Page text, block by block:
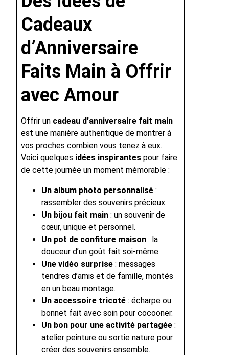
Cadeaux
d’Anniversaire
Faits Main à Offrir
avec Amour
Offrir un cadeau d’anniversaire fait main
est une manière authentique de montrer à
vos proches combien vous tenez à eux.
Voici quelques idées inspirantes pour faire
de cette journée un moment mémorable :
Un album photo personnalisé :
rassembler des souvenirs précieux.
Un bijou fait main : un souvenir de
cœur, unique et personnel.
Un pot de confiture maison : la
douceur d’un goût fait soi-même.
Une vidéo surprise : messages
tendres d’amis et de famille, montés
en un beau montage.
Un accessoire tricoté : écharpe ou
bonnet fait avec soin pour cocooner.
Un bon pour une activité partagée :
atelier peinture ou sortie nature pour
créer des souvenirs ensemble.